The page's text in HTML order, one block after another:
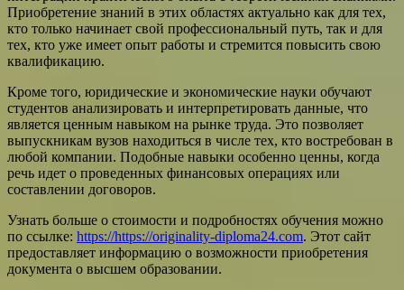
Приобретение знаний в этих областях актуально как для тех,
кто только начинает свой профессиональный путь, так и для
тех, кто уже имеет опыт работы и стремится повысить свою
квалификацию.
Кроме того, юридические и экономические науки обучают
студентов анализировать и интерпретировать данные, что
является ценным навыком на рынке труда. Это позволяет
выпускникам вузов находиться в числе тех, кто востребован в
любой компании. Подобные навыки особенно ценны, когда
речь идет о проведенных финансовых операциях или
составлении договоров.
Узнать больше о стоимости и подробностях обучения можно
по ссылке: https://https://originality-diploma24.com. Этот сайт
предоставляет информацию о возможности приобретения
документа о высшем образовании.